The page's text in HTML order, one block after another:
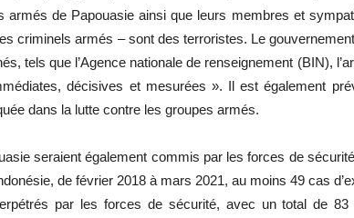
armés de Papouasie ainsi que leurs membres et
criminels armés – sont des terroristes. Le
tels que l’Agence nationale de renseignement (BIN),
décisives et mesurées ». Il est également
dans la lutte contre les groupes armés.
seraient également commis par les forces de
de février 2018 à mars 2021, au moins 49 cas
par les forces de sécurité, avec un total de 83